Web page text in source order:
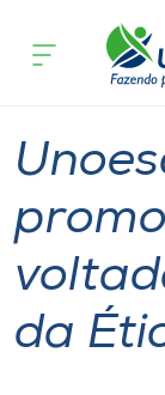
Cursos
Atendimento
Portal de
acontece
da